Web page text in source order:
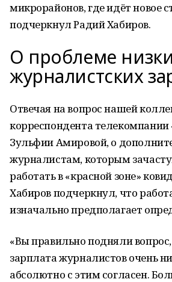
микрорайонов, где идёт новое
подчеркнул Радий Хабиров.
О проблеме
журналистских
Отвечая на вопрос нашей
корреспондента телекомпании
Зульфии Амировой, о
журналистам, которым
работать в «красной зоне»
Хабиров подчеркнул, что
изначально предполагает
«Вы правильно подняли вопрос,
зарплата журналистов очень
абсолютно с этим согласен.